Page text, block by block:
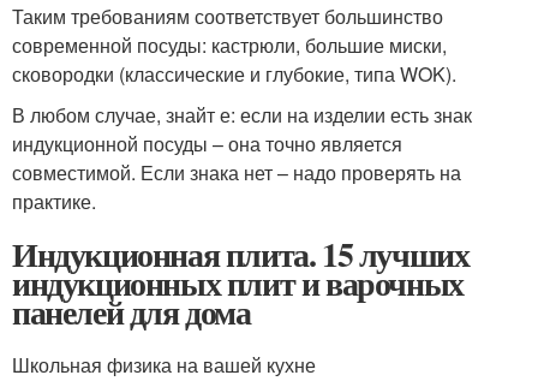
Таким требованиям соответствует большинство
современной посуды: кастрюли, большие миски,
сковородки (классические и глубокие, типа WOK).
В любом случае, знайт е: если на изделии есть знак
индукционной посуды – она точно является
совместимой. Если знака нет – надо проверять на
практике.
Индукционная плита. 15 лучших
индукционных плит и варочных
панелей для дома
Школьная физика на вашей кухне